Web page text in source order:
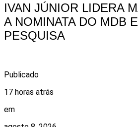
IVAN JÚNIOR LIDERA
A NOMINATA DO MDB
PESQUISA
Publicado
17 horas atrás
em